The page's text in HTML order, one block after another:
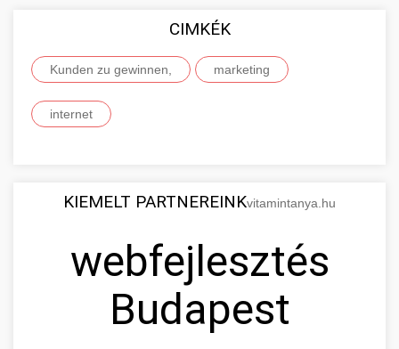
CIMKÉK
Kunden zu gewinnen, marketing
internet
KIEMELT PARTNEREINKvitamintanya.hu
webfejlesztés
Budapest